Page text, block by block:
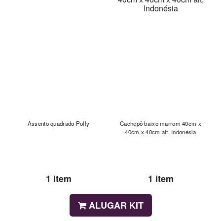
Assento quadrado Polly
1 item
Cachepô baixo marrom 40cm x
40cm x 40cm alt, Indonésia
1 item
ALUGAR KIT